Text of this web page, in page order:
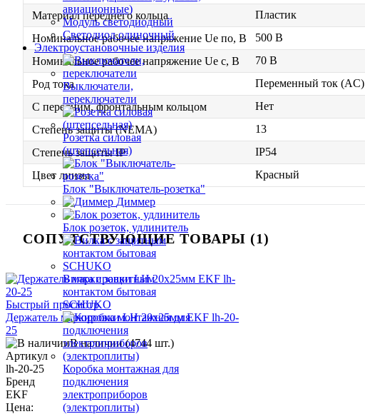
авиационные)
Модуль светодиодный
Светодиод одиночный
Электроустановочные изделия
Выключатели,
переключатели
Розетка силовая
(штепсельная)
Блок "Выключатель-розетка"
Диммер
Блок розеток, удлинитель
Вилка с защитным
контактом бытовая
SCHUKO
Коробка монтажная для
подключения
электроприборов
(электроплиты)
Материал переднего кольца
Пластик
Номинальное рабочее напряжение Ue по, В
500 В
Номинальное рабочее напряжение Ue с, В
70 В
Род тока
Переменный ток (AC)
С передним, фронтальным кольцом
Нет
Степень защиты (NEMA)
13
Степень защиты IP
IP54
Цвет линзы
Красный
СОПУТСТВУЮЩИЕ ТОВАРЫ (1)
Быстрый просмотр
Держатель маркировки LH 20х25мм EKF lh-20-
25
В наличии (4744 шт.)
Артикул
lh-20-25
Бренд
EKF
Цена: